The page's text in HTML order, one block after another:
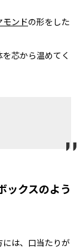
モンドの形をした
芯から温めてく
ックスのよう
は、口当たりが